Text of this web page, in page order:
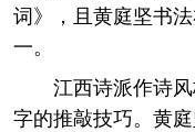
词》，且黄庭坚书
一。
江西诗派作诗
字的推敲技巧。黄